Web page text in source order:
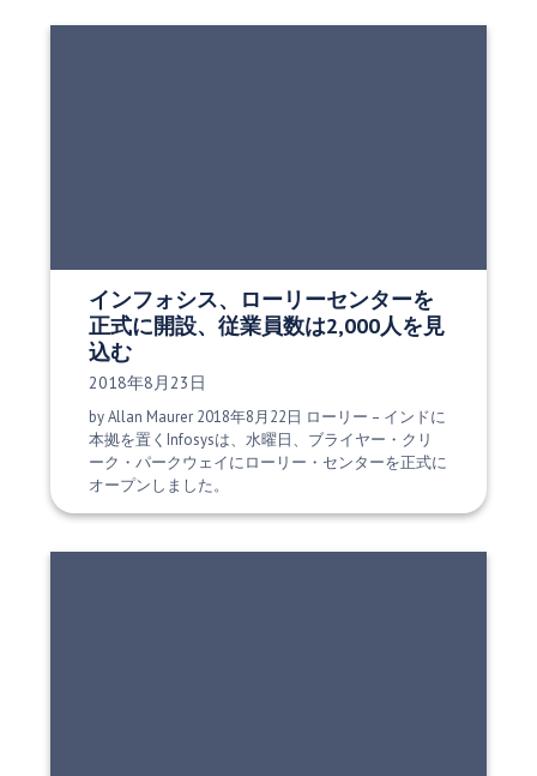
インフォシス、ローリーセンターを
正式に開設、従業員数は2,000人を見
込む
発行日:
2018年8月23日
by Allan Maurer 2018年8月22日 ローリー – インドに
本拠を置くInfosysは、水曜日、ブライヤー・クリ
ーク・パークウェイにローリー・センターを正式に
オープンしました。